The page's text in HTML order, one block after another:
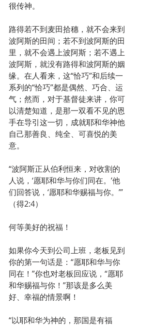
很传神。
路得若不到麦田拾穗，就不会来到
波阿斯的田间；若不到波阿斯的田
里，就不会遇上波阿斯；若不遇上
波阿斯，就没有路得和波阿斯的姻
缘。在人看来，这“恰巧”和后续一
系列的“恰巧”都是偶然、巧合、运
气；然而，对于基督徒来讲，你可
以清楚知道，是那一双看不见的恩
手在导引这一切，成就耶和华神他
自己那善良、纯全、可喜悦的美
意。
“波阿斯正从伯利恒来，对收割的
人说，‘愿耶和华与你们同在。’他
们回答说，‘愿耶和华赐福与你。’”
（得2:4）
何等美好的祝福！
如果你今天到公司上班，老板见到
你的第一句话是：“愿耶和华与你
同在！”你也对老板回应说，“愿耶
和华赐福与你！”那该是多么美
好、幸福的情景啊！
“以耶和华为神的，那国是有福